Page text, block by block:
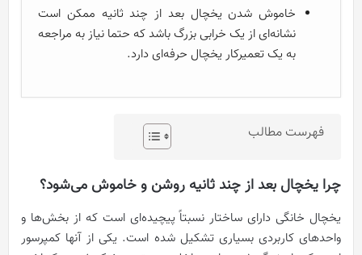
خاموش شدن یخچال بعد از چند ثانیه ممکن است
نشانه‌ای از یک خرابی بزرگ باشد که حتما نیاز به مراجعه
به یک تعمیرکار یخچال حرفه‌ای دارد.
فهرست مطالب
چرا یخچال بعد از چند ثانیه روشن و خاموش می‌شود؟
یخچال خانگی دارای ساختار نسبتاً پیچیده‌ای است که از بخش‌ها و
واحدهای کاربردی بسیاری تشکیل شده است. یکی از آنها کمپرسور